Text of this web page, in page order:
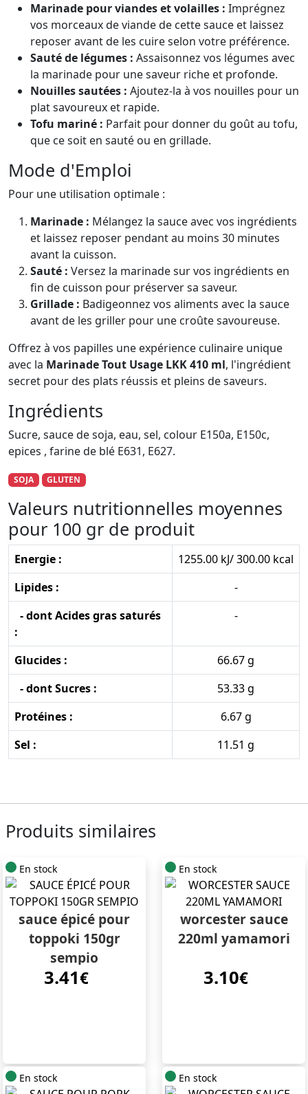
Marinade pour viandes et volailles : Imprégnez
vos morceaux de viande de cette sauce et laissez
reposer avant de les cuire selon votre préférence.
Sauté de légumes : Assaisonnez vos légumes avec
la marinade pour une saveur riche et profonde.
Nouilles sautées : Ajoutez-la à vos nouilles pour un
plat savoureux et rapide.
Tofu mariné : Parfait pour donner du goût au tofu,
que ce soit en sauté ou en grillade.
Mode d'Emploi
Pour une utilisation optimale :
Marinade : Mélangez la sauce avec vos ingrédients
et laissez reposer pendant au moins 30 minutes
avant la cuisson.
Sauté : Versez la marinade sur vos ingrédients en
fin de cuisson pour préserver sa saveur.
Grillade : Badigeonnez vos aliments avec la sauce
avant de les griller pour une croûte savoureuse.
Offrez à vos papilles une expérience culinaire unique
avec la Marinade Tout Usage LKK 410 ml, l'ingrédient
secret pour des plats réussis et pleins de saveurs.
Ingrédients
Sucre, sauce de soja, eau, sel, colour E150a, E150c,
epices , farine de blé E631, E627.
SOJA GLUTEN
Valeurs nutritionnelles moyennes
pour 100 gr de produit
Energie :
1255.00 kJ/ 300.00 kcal
Lipides :
-
- dont Acides gras saturés
:
-
Glucides :
66.67 g
- dont Sucres :
53.33 g
Protéines :
6.67 g
Sel :
11.51 g
Produits similaires
En stock
sauce épicé pour
toppoki 150gr
sempio
3.41€
En stock
worcester sauce
220ml yamamori
3.10€
En stock En stock